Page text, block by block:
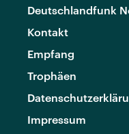
Deutschlandfunk
Kontakt
Empfang
Trophäen
Impressum